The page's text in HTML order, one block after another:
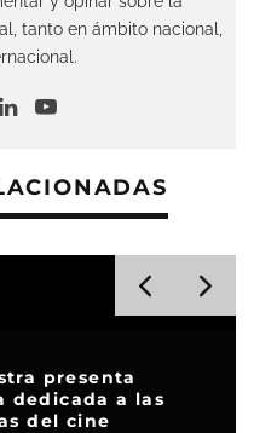
tanto en ámbito nacional,
presenta
dedicada a las
del cine